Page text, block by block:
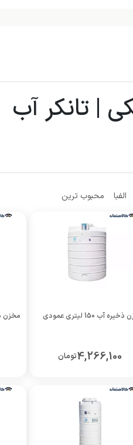
| تانکر آب
الفبا محبوب ترین
آب 150 لیتری عمودی
4,266,100تومان
مخزن ذخیره